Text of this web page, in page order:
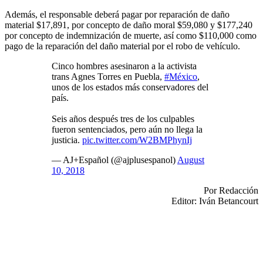
Además, el responsable deberá pagar por reparación de daño
material $17,891, por concepto de daño moral $59,080 y $177,240
por concepto de indemnización de muerte, así como $110,000 como
pago de la reparación del daño material por el robo de vehículo.
Cinco hombres asesinaron a la activista
trans Agnes Torres en Puebla, #México,
unos de los estados más conservadores del
país.
Seis años después tres de los culpables
fueron sentenciados, pero aún no llega la
justicia. pic.twitter.com/W2BMPhynIj
— AJ+Español (@ajplusespanol) August
10, 2018
Por Redacción
Editor: Iván Betancourt